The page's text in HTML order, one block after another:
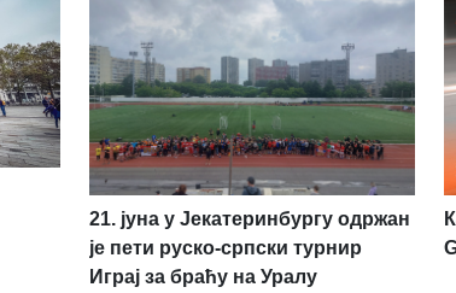
21. јуна у Јекатеринбургу одржан
је пети руско-српски турнир
Играј за браћу на Уралу